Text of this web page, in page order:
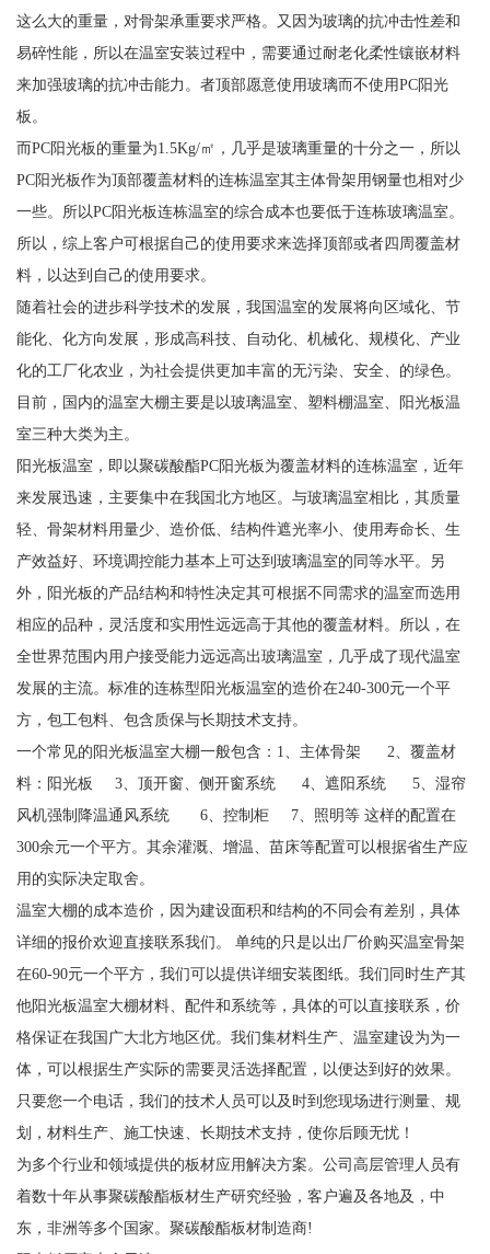
这么大的重量，对骨架承重要求严格。又因为玻璃的抗冲击性差和
易碎性能，所以在温室安装过程中，需要通过耐老化柔性镶嵌材料
来加强玻璃的抗冲击能力。者顶部愿意使用玻璃而不使用PC阳光
板。
而PC阳光板的重量为1.5Kg/㎡，几乎是玻璃重量的十分之一，所以
PC阳光板作为顶部覆盖材料的连栋温室其主体骨架用钢量也相对少
一些。所以PC阳光板连栋温室的综合成本也要低于连栋玻璃温室。
所以，综上客户可根据自己的使用要求来选择顶部或者四周覆盖材
料，以达到自己的使用要求。
随着社会的进步科学技术的发展，我国温室的发展将向区域化、节
能化、化方向发展，形成高科技、自动化、机械化、规模化、产业
化的工厂化农业，为社会提供更加丰富的无污染、安全、的绿色。
目前，国内的温室大棚主要是以玻璃温室、塑料棚温室、阳光板温
室三种大类为主。
阳光板温室，即以聚碳酸酯PC阳光板为覆盖材料的连栋温室，近年
来发展迅速，主要集中在我国北方地区。与玻璃温室相比，其质量
轻、骨架材料用量少、造价低、结构件遮光率小、使用寿命长、生
产效益好、环境调控能力基本上可达到玻璃温室的同等水平。另
外，阳光板的产品结构和特性决定其可根据不同需求的温室而选用
相应的品种，灵活度和实用性远远高于其他的覆盖材料。所以，在
全世界范围内用户接受能力远远高出玻璃温室，几乎成了现代温室
发展的主流。标准的连栋型阳光板温室的造价在240-300元一个平
方，包工包料、包含质保与长期技术支持。
一个常见的阳光板温室大棚一般包含：1、主体骨架 2、覆盖材
料：阳光板 3、顶开窗、侧开窗系统 4、遮阳系统 5、湿帘
风机强制降温通风系统 6、控制柜 7、照明等 这样的配置在
300余元一个平方。其余灌溉、增温、苗床等配置可以根据省生产应
用的实际决定取舍。
温室大棚的成本造价，因为建设面积和结构的不同会有差别，具体
详细的报价欢迎直接联系我们。 单纯的只是以出厂价购买温室骨架
在60-90元一个平方，我们可以提供详细安装图纸。我们同时生产其
他阳光板温室大棚材料、配件和系统等，具体的可以直接联系，价
格保证在我国广大北方地区优。我们集材料生产、温室建设为为一
体，可以根据生产实际的需要灵活选择配置，以便达到好的效果。
只要您一个电话，我们的技术人员可以及时到您现场进行测量、规
划，材料生产、施工快速、长期技术支持，使你后顾无忧！
为多个行业和领域提供的板材应用解决方案。公司高层管理人员有
着数十年从事聚碳酸酯板材生产研究经验，客户遍及各地及，中
东，非洲等多个国家。聚碳酸酯板材制造商!